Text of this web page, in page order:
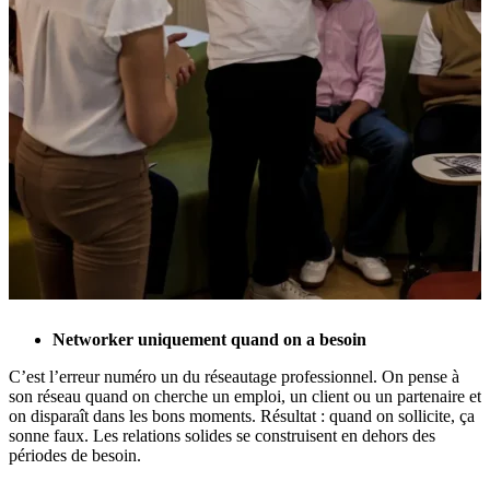
Networker uniquement quand on a besoin
C’est l’erreur numéro un du réseautage professionnel. On pense à
son réseau quand on cherche un emploi, un client ou un partenaire et
on disparaît dans les bons moments. Résultat : quand on sollicite, ça
sonne faux. Les relations solides se construisent en dehors des
périodes de besoin.